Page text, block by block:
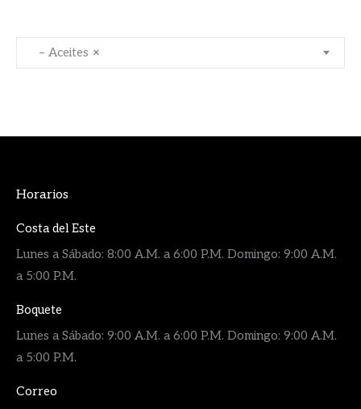
×
– Aceites
Horarios
Costa del Este
Lunes a Sábado: 8:00 A.M. a 6:00 P.M. Domingo: 9:00 A.M.
a 5:00 P.M.
Boquete
Lunes a Sábado: 9:00 A.M. a 6:00 P.M. Domingo: 9:00 A.M.
a 5:00 P.M.
Correo